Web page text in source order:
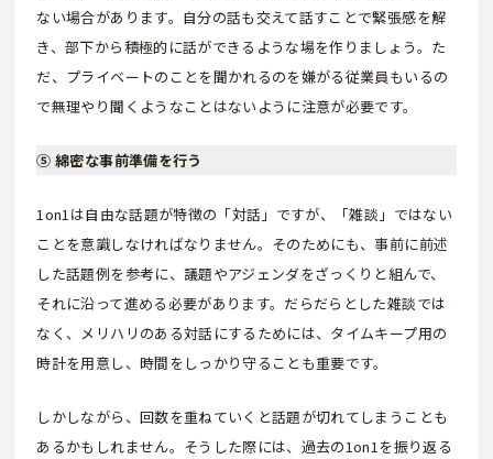
ない場合があります。自分の話も交えて話すことで緊張感を解
き、部下から積極的に話ができるような場を作りましょう。た
だ、プライベートのことを聞かれるのを嫌がる従業員もいるの
で無理やり聞くようなことはないように注意が必要です。
⑤ 綿密な事前準備を行う
1on1は自由な話題が特徴の「対話」ですが、「雑談」ではない
ことを意識しなければなりません。そのためにも、事前に前述
した話題例を参考に、議題やアジェンダをざっくりと組んで、
それに沿って進める必要があります。だらだらとした雑談では
なく、メリハリのある対話にするためには、タイムキープ用の
時計を用意し、時間をしっかり守ることも重要です。
しかしながら、回数を重ねていくと話題が切れてしまうことも
あるかもしれません。そうした際には、過去の1on1を振り返る